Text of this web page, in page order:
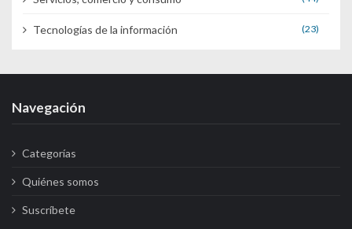
Tecnologías de la información (23)
Navegación
Categorías
Quiénes somos
Suscríbete